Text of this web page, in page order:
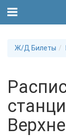
Ж/Д Билеты